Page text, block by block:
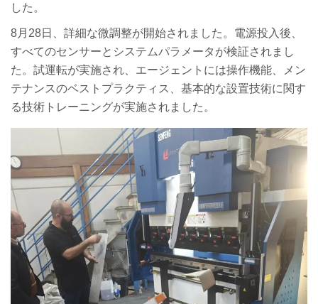
した。
8月28日、詳細な微調整が開始されました。電源投入後、
すべてのセンサーとシステムパラメータが検証されまし
た。試運転が実施され、エージェントには操作機能、メン
テナンスのベストプラクティス、基本的な設置技術に関す
る技術トレーニングが実施されました。